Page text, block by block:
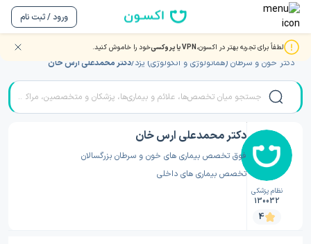
ورود / ثبت نام
لطفاً برای تجربه بهتر در اکسون،VPN یا پروکسی خود را خاموش کنید. صفحه اصلی/دکتر خون و سرطان (هماتولوژی و آنکولوژی)/
دکتر خون و سرطان (هماتولوژی و آنکولوژی) یزد/دکتر محمدعلی ارس خان
نظام پزشکی
130032
4
دکتر محمدعلی ارس خان
فوق تخصص بیماری های خون و سرطان بزرگسالان
تخصص بیماری های داخلی